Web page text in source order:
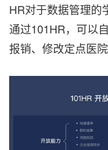
HR对于数据管理的
通过101HR，可以
报销、修改定点医